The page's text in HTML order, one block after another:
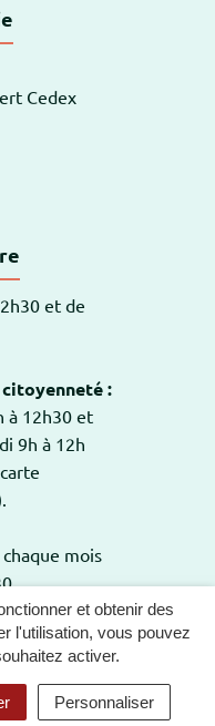
et obtenir des
l'utilisation, vous pouvez
activer.
Personnaliser
Cedex
et de
:
à 12h30 et
9h à 12h
mois